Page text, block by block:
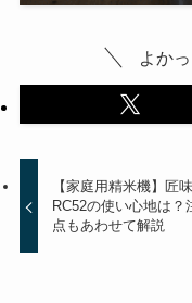
よか
【家庭用精米機】匠
RC52の使い心地は？
点もあわせて解説